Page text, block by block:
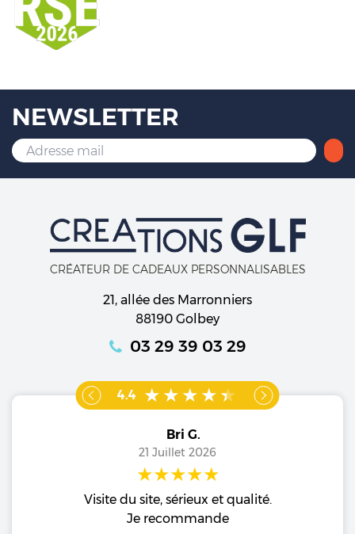
NEWSLETTER
CRÉATEUR DE CADEAUX PERSONNALISABLES
21, allée des Marronniers
88190 Golbey
03 29 39 03 29
4.4
Bri G.
21 Juillet 2026
Visite du site, sérieux et qualité.
Je recommande